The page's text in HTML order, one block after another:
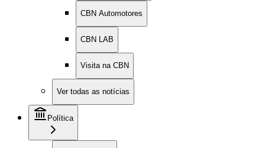
CBN Automotores
CBN LAB
Visita na CBN
Ver todas as notícias
Política